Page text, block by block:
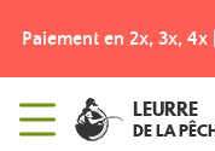
Paiement en 2x, 3x,
LEURRE
DE LA